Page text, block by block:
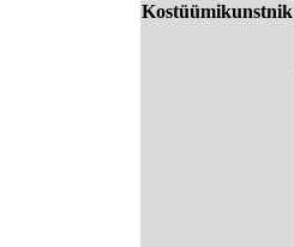
Kostüümikunstnik